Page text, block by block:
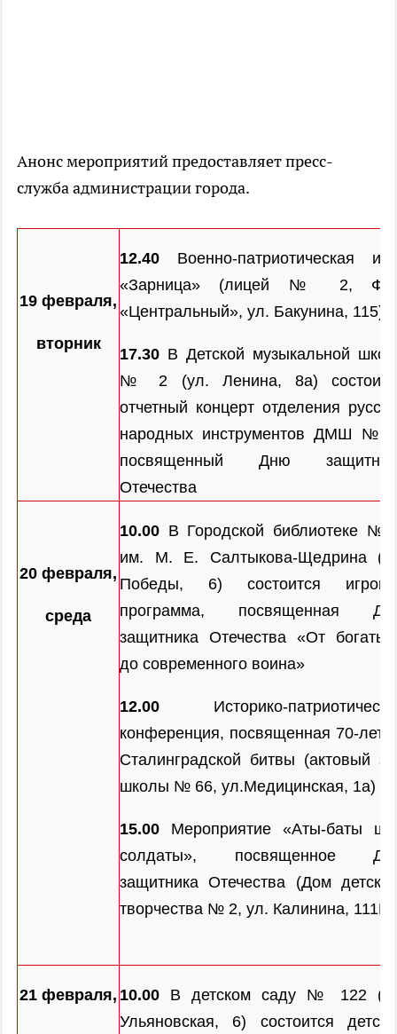
Анонс мероприятий предоставляет пресс-
служба администрации города.
19 февраля,
вторник
12.40 Военно-патриотическая
«Зарница» (лицей № 2,
«Центральный», ул. Бакунина, 115)
17.30 В Детской музыкальной
№ 2 (ул. Ленина, 8а)
отчетный концерт отделения
народных инструментов ДМШ №
посвященный Дню
Отечества
20 февраля,
среда
10.00 В Городской библиотеке №
им. М. Е. Салтыкова-Щедрина
Победы, 6) состоится
программа, посвященная
защитника Отечества «От
до современного воина»
12.00 Историко-
конференция, посвященная 70-
Сталинградской битвы (актовый
школы № 66, ул.Медицинская, 1а)
15.00 Мероприятие «Аты-баты
солдаты», посвященное
защитника Отечества (Дом
творчества № 2, ул. Калинина, 111Б)
21 февраля, 10.00 В детском саду № 122
Ульяновская, 6) состоится